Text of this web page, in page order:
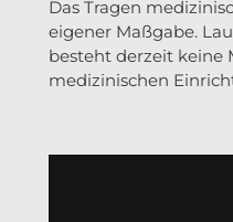
Das Tragen
eigener Maßgabe.
besteht derzeit keine
medizinischen